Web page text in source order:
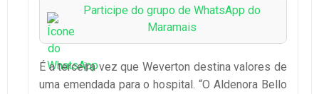
Participe do grupo de WhatsApp do
Maramais
É a terceira vez que Weverton destina valores de
uma emendada para o hospital. “O Aldenora Bello